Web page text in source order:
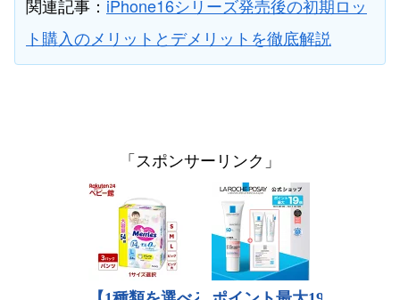
関連記事： iPhone16シリーズ発売後の初期ロッ
ト購入のメリットとデメリットを徹底解説
「スポンサーリンク」